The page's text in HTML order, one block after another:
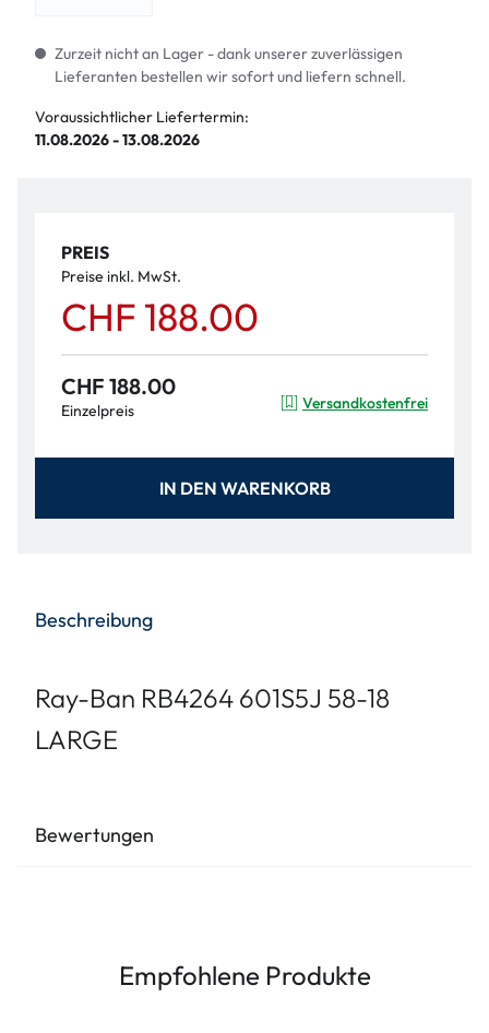
Zurzeit nicht an Lager - dank unserer zuverlässigen
Lieferanten bestellen wir sofort und liefern schnell.
Voraussichtlicher Liefertermin:
11.08.2026 - 13.08.2026
PREIS
Preise inkl. MwSt.
CHF 188.00
CHF 188.00
Einzelpreis Versandkostenfrei
IN DEN WARENKORB
Beschreibung
Ray-Ban RB4264 601S5J 58-18
LARGE
Bewertungen
Empfohlene Produkte